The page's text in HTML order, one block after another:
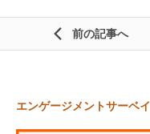
前の記事
エンゲージメントサーベイ